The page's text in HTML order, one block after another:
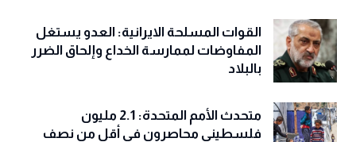
القوات المسلحة الايرانية: العدو يستغل
المفاوضات لممارسة الخداع وإلحاق الضرر
بالبلاد
متحدث الأمم المتحدة: 2.1 مليون
فلسطيني محاصرون في أقل من نصف